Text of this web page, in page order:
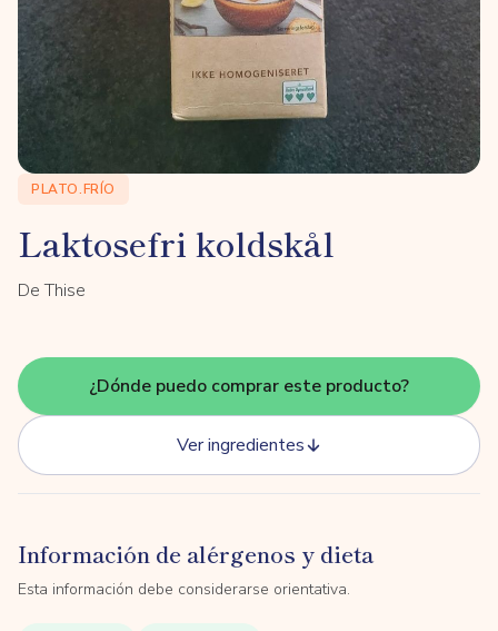
PLATO.FRÍO
Laktosefri koldskål
De Thise
¿Dónde puedo comprar este producto?
Ver ingredientes
Información de alérgenos y dieta
Esta información debe considerarse orientativa.